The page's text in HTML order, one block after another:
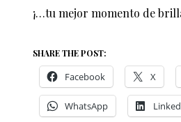
¡…tu mejor momento de
SHARE THE POST:
Facebook X
WhatsApp